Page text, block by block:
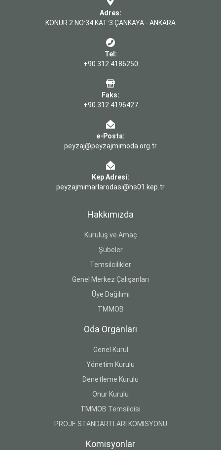
Adres:
KONUR 2 NO:34 KAT:3 ÇANKAYA - ANKARA
Tel:
+90 312 4186250
Faks:
+90 312 4196427
e-Posta:
peyzaj@peyzajmimoda.org.tr
Kep Adresi:
peyzajmimarlarodasi@hs01.kep.tr
Hakkımızda
Kuruluş ve Amaç
Şubeler
Temsilcilikler
Genel Merkez Çalışanları
Üye Dağılımı
TMMOB
Oda Organları
Genel Kurul
Yönetim Kurulu
Denetleme Kurulu
Onur Kurulu
TMMOB Temsilcisi
PROJE STANDARTLARI KOMİSYONU
Komisyonlar